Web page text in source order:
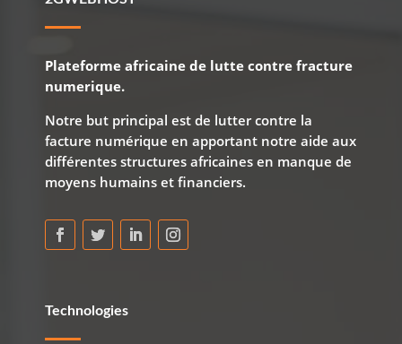
Plateforme africaine de lutte contre fracture
numerique.
Notre but principal est de lutter contre la
facture numérique en apportant notre aide aux
différentes structures africaines en manque de
moyens humains et financiers.
Technologies